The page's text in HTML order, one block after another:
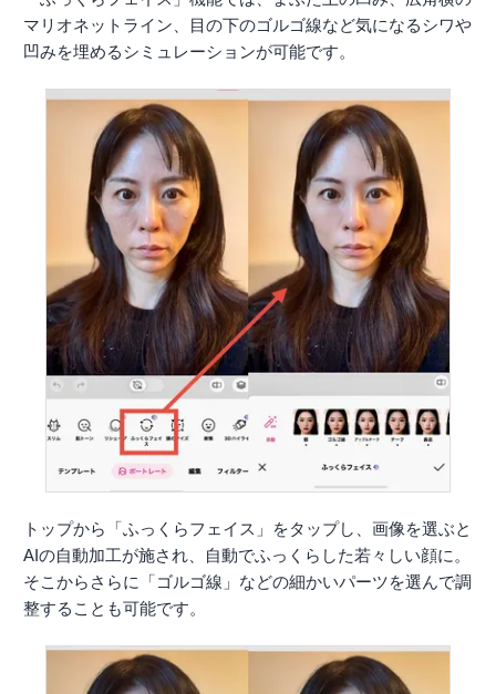
マリオネットライン、目の下のゴルゴ線など気になるシワや
凹みを埋めるシミュレーションが可能です。
トップから「ふっくらフェイス」をタップし、画像を選ぶと
AIの自動加工が施され、自動でふっくらした若々しい顔に。
そこからさらに「ゴルゴ線」などの細かいパーツを選んで調
整することも可能です。